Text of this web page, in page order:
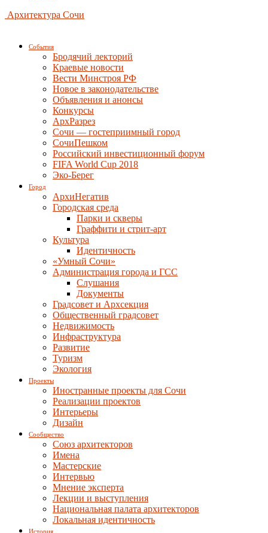
Архитектура Сочи
События
Бродячий лекторий
Краевые новости
Вести Минстроя РФ
Новое в законодательстве
Объявления и анонсы
Конкурсы
АрхРазрез
Сочи — гостеприимный город
СочиПешком
Российский инвестиционный форум
FIFA World Cup 2018
Эко-Берег
Город
АрхиНегатив
Городская среда
Парки и скверы
Граффити и стрит-арт
Культура
Идентичность
«Умный Сочи»
Администрация города и ГСС
Слушания
Документы
Градсовет и Архсекция
Общественный градсовет
Недвижимость
Инфраструктура
Развитие
Туризм
Экология
Проекты
Иностранные проекты для Сочи
Реализации проектов
Интерьеры
Дизайн
Сообщество
Союз архитекторов
Имена
Мастерские
Интервью
Мнение эксперта
Лекции и выступления
Национальная палата архитекторов
Локальная идентичность
История